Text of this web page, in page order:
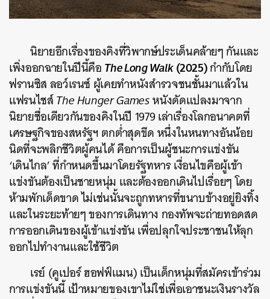
นิยายอีกเรื่องของคิงที่วิพากษ์ประเด็นคล้ายๆ กันและ
เพิ่งออกฉายในปีนี้คือThe Long Walk(2025)กำกับโดย
ฟรานซิส ลอว์เรนซ์ ผู้เคยทำหนังสำรวจชนชั้นมาแล้วใน
แฟรนไชส์The Hunger Gamesหนังดัดแปลงมาจาก
นิยายชื่อเดียวกันของคิงในปี 1979 เล่าเรื่องโลกอนาคตที่
เศรษฐกิจของสหรัฐฯ ตกต่ำสุดขีด หนึ่งในหนทางอันน้อย
นิดที่จะพลิกชีวิตผู้คนได้ คือการเป็นผู้ชนะการแข่งขัน
‘เดินไกล’ ที่กำหนดขึ้นมาโดยรัฐทหาร เงื่อนไขคือผู้เข้า
แข่งขันต้องเป็นชายหนุ่ม และต้องออกเดินไปเรื่อยๆ โดย
ห้ามพักเด็ดขาด ไม่เช่นนั้นจะถูกทหารที่ขนาบข้างอยู่ยิงทิ้ง
และในระยะท้ายๆ ของการเดินทาง กองทัพจะถ่ายทอดสด
การออกเดินของผู้เข้าแข่งขัน เพื่อปลุกใจประชาชนให้ลุก
ออกไปทำงานและใช้ชีวิต
เรย์ (คูเปอร์ ฮอฟฟ์แมน) เป็นเด็กหนุ่มที่สมัครเข้าร่วม
การแข่งขันนี้ เป้าหมายของเขาไม่ใช่เพื่อเอาชนะเงินรางวัล